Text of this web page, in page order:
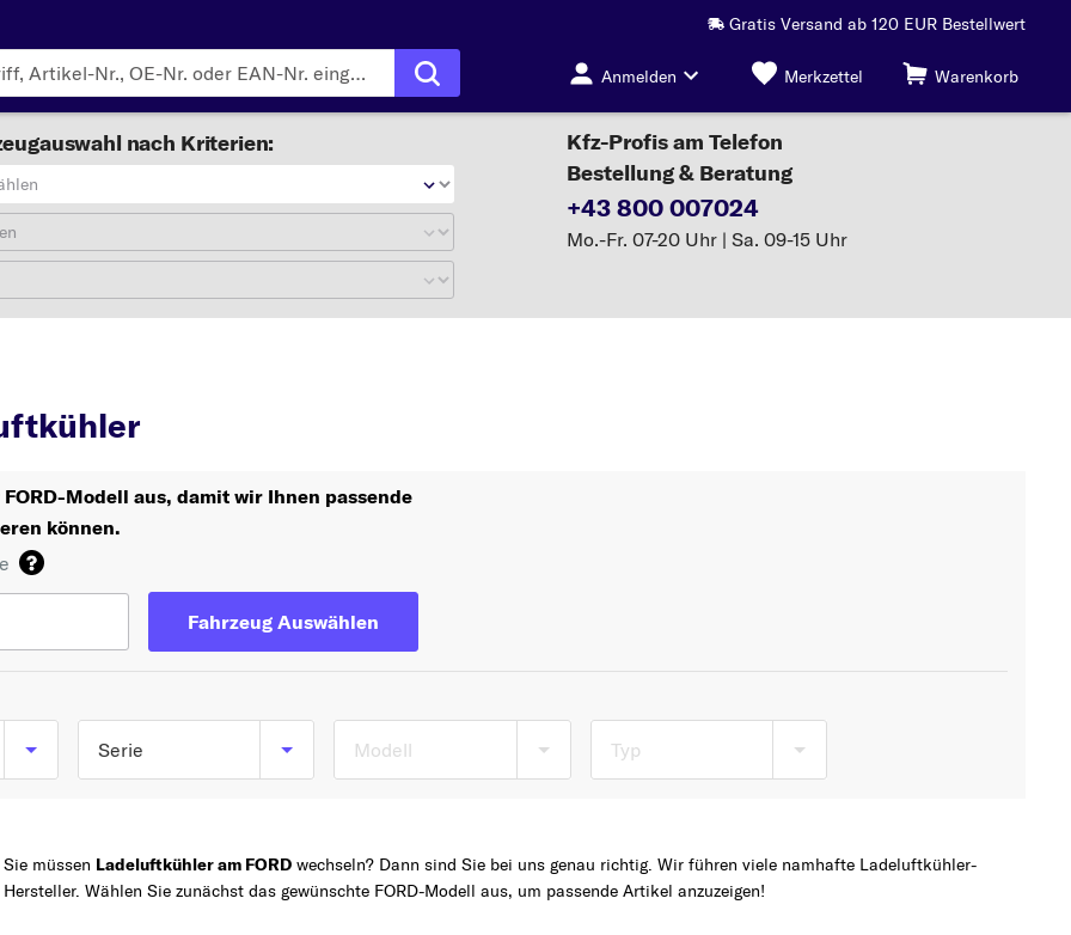
Gratis Versand ab 120 EUR Bestellwert
Anmelden Merkzettel Warenkorb
nach Kriterien:
Kfz-Profis am Telefon
Bestellung & Beratung
+43 800 007024
Mo.-Fr. 07-20 Uhr | Sa. 09-15 Uhr
Modell aus, damit wir Ihnen passende
können.
Fahrzeug Auswählen
Serie
FIESTA
Modell Typ
Sie müssen Ladeluftkühler am FORD wechseln? Dann sind Sie bei uns genau richtig. Wir führen viele namhafte Ladeluftkühler-
Hersteller. Wählen Sie zunächst das gewünschte FORD-Modell aus, um passende Artikel anzuzeigen!